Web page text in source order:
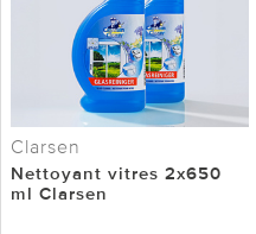
Clarsen
Nettoyant vitres 2x650
ml Clarsen